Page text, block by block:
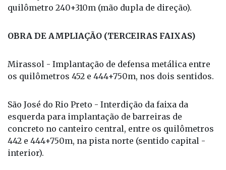
quilômetro 240+310m (mão dupla de direção).
OBRA DE AMPLIAÇÃO (TERCEIRAS FAIXAS)
Mirassol - Implantação de defensa metálica entre
os quilômetros 452 e 444+750m, nos dois sentidos.
São José do Rio Preto - Interdição da faixa da
esquerda para implantação de barreiras de
concreto no canteiro central, entre os quilômetros
442 e 444+750m, na pista norte (sentido capital -
interior).